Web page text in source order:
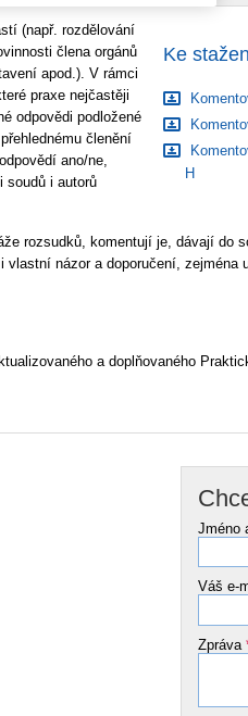
Ke
H
(např. rozdělování
člena orgánů
apod.). V rámci
praxe nejčastěji
odpovědi podložené
členění
ano/ne,
soudů i autorů
rozsudků, komentují je, dávají do
vlastní názor a doporučení,
a doplňovaného
Jméno
Váš e-
Zpráva